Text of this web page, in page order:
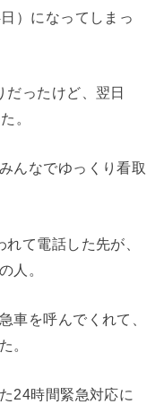
）になってしまっ
だったけど、翌日
。
んなでゆっくり看取
て電話した先が、
人。
車を呼んでくれて、
。
24時間緊急対応に